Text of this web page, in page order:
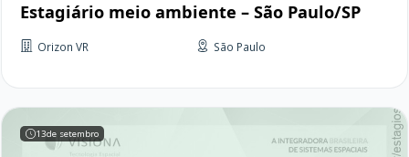
Estagiário meio ambiente – São Paulo/SP
Orizon VR São Paulo
13de setembro